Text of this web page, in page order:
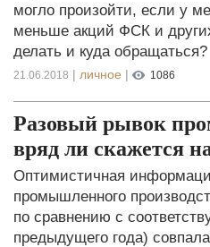
могло произойти, если у
меньше акций ФСК и
делать и куда обращаться?
21.06.2018 | личное | 1086
Разовый рывок
вряд ли скажется
Оптимистичная
промышленного
по сравнению с
предыдущего года)